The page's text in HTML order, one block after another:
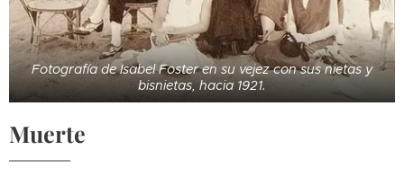
Fotografía de Isabel Foster en su vejez con sus nietas y
bisnietas, hacia 1921.
Muerte